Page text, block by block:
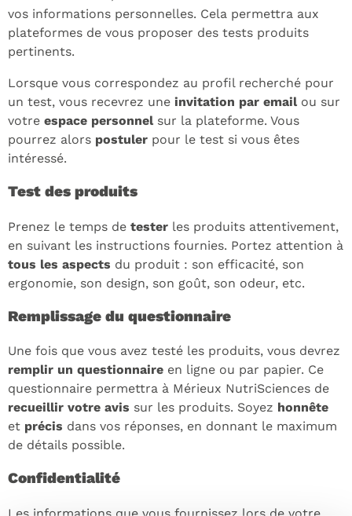
vos informations personnelles. Cela permettra aux
plateformes de vous proposer des tests produits
pertinents.
Lorsque vous correspondez au profil recherché pour
un test, vous recevrez une invitation par emailou sur
votre espace personnelsur la plateforme. Vous
pourrez alors postuler pour le test si vous êtes
intéressé.
Test des produits
Prenez le temps de tester les produits attentivement,
en suivant les instructions fournies. Portez attention à
tous les aspects du produit : son efficacité, son
ergonomie, son design, son goût, son odeur, etc.
Remplissage du questionnaire
Une fois que vous avez testé les produits, vous devrez
remplir un questionnaire en ligne ou par papier. Ce
questionnaire permettra à Mérieux NutriSciences de
recueillir votre avis sur les produits. Soyez honnête
et précis dans vos réponses, en donnant le maximum
de détails possible.
Confidentialité